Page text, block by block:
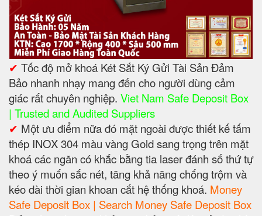
✔ Tốc độ mở khoá Két Sắt Ký Gửi Tài Sản Đảm
Bảo nhanh nhạy mang đến cho người dùng cảm
giác rất chuyên nghiệp. Viet Nam Safe Deposit Box
| Trusted and Audited Suppliers
✔ Một ưu điểm nữa đó mặt ngoài được thiết kế tấm
thép INOX 304 màu vàng Gold sang trọng trên mặt
khoá các ngăn có khắc bằng tia laser đánh số thứ tự
theo ý muốn sắc nét, tăng khả năng chống trộm và
kéo dài thời gian khoan cắt hệ thống khoá. Money
Safe Deposit Box | Search Money Safe Deposit Box